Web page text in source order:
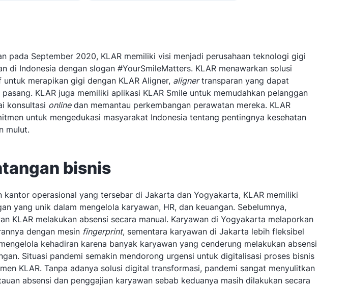
pada September 2020, KLAR memiliki visi menjadi perusahaan teknologi gigi
di Indonesia dengan slogan #YourSmileMatters. KLAR menawarkan solusi
untuk merapikan gigi dengan KLAR Aligner, alignertransparan yang dapat
KLAR juga memiliki aplikasi KLAR Smile untuk memudahkan pelanggan
konsultasi onlinedan memantau perkembangan perawatan mereka. KLAR
untuk mengedukasi masyarakat Indonesia tentang pentingnya kesehatan
mulut.
bisnis
kantor operasional yang tersebar di Jakarta dan Yogyakarta, KLAR memiliki
yang unik dalam mengelola karyawan, HR, dan keuangan. Sebelumnya,
KLAR melakukan absensi secara manual. Karyawan di Yogyakarta melaporkan
dengan mesin fingerprint, sementara karyawan di Jakarta lebih fleksibel
kehadiran karena banyak karyawan yang cenderung melakukan absensi
Situasi pandemi semakin mendorong urgensi untuk digitalisasi proses bisnis
KLAR. Tanpa adanya solusi digital transformasi, pandemi sangat menyulitkan
absensi dan penggajian karyawan sebab keduanya masih dilakukan secara